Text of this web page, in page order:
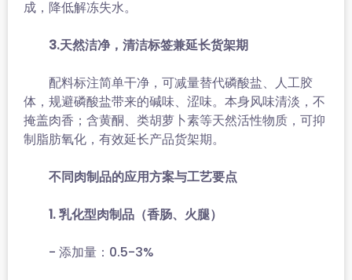
成，降低解冻失水。
3.天然洁净，清洁标签兼延长货架期
配料标注简单干净，可减量替代磷酸盐、人工胶
体，规避磷酸盐带来的碱味、涩味。本身风味清淡，不
掩盖肉香；含黄酮、类胡萝卜素等天然活性物质，可抑
制脂肪氧化，有效延长产品货架期。
不同肉制品的应用方案与工艺要点
1. 乳化型肉制品（香肠、火腿）
- 添加量：0.5-3%